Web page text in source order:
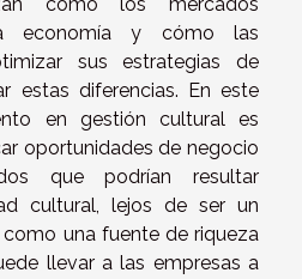
cómo los mercados
economía y cómo las
sus estrategias de
estas diferencias. En este
en gestión cultural es
oportunidades de negocio
que podrían resultar
cultural, lejos de ser un
una fuente de riqueza
llevar a las empresas a